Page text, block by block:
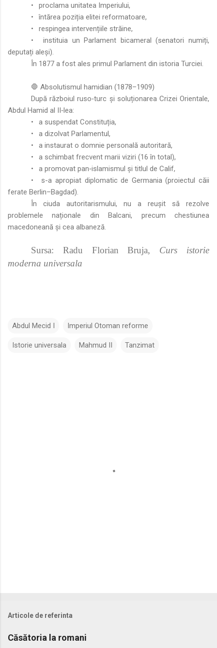
•
proclama unitatea Imperiului,
•
întărea poziția elitei reformatoare,
•
respingea intervențiile străine,
•
instituia un Parlament bicameral (senatori numiți,
deputați aleși).
În 1877 a fost ales primul Parlament din istoria Turciei.
🛑 Absolutismul hamidian (1878–1909)
După războiul ruso‑turc și soluționarea Crizei Orientale,
Abdul Hamid al II‑lea:
•
a suspendat Constituția,
•
a dizolvat Parlamentul,
•
a instaurat o domnie personală autoritară,
•
a schimbat frecvent marii viziri (16 în total),
•
a promovat pan‑islamismul și titlul de Calif,
•
s-a apropiat diplomatic de Germania (proiectul căii
ferate Berlin–Bagdad).
În ciuda autoritarismului, nu a reușit să rezolve
problemele naționale din Balcani, precum chestiunea
macedoneană și cea albaneză.
Sursa: Radu Florian Bruja, Curs istorie
moderna universala
Abdul Mecid I Imperiul Otoman reforme
Istorie universala Mahmud II Tanzimat
Articole de referinta
Căsătoria la romani